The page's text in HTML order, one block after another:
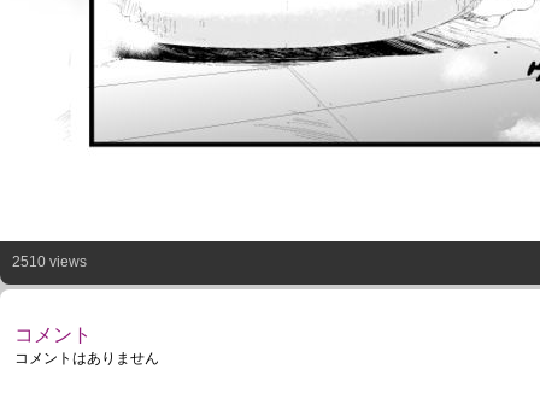
2510 views
コメント
コメントはありません